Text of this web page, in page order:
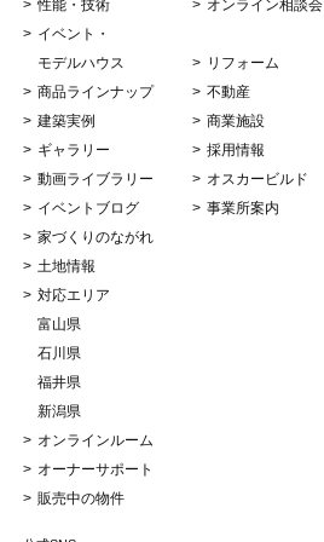
性能・技術
イベント・
モデルハウス
商品ラインナップ
建築実例
ギャラリー
動画ライブラリー
イベントブログ
家づくりのながれ
土地情報
対応エリア
富山県
石川県
福井県
新潟県
オンラインルーム
オーナーサポート
販売中の物件
オンライン相談会
リフォーム
不動産
商業施設
採用情報
オスカービルド
事業所案内